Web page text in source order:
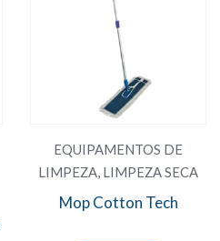
EQUIPAMENTOS DE
LIMPEZA, LIMPEZA SECA
Mop Cotton Tech